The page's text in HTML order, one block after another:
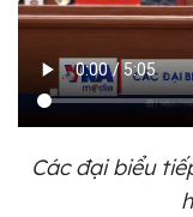
Các đại biểu